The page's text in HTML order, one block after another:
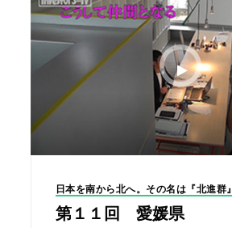
日本を南から北へ。その名は『北進群』
第１１回 愛媛県